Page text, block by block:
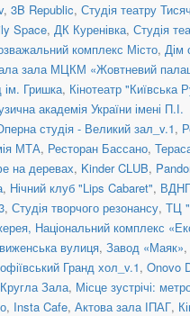
, 3B Republic, Студія театру
Space, ДК Куренівка, Студія
комплекс Місто, Дім
зала МЦКМ «Жовтневий
ім. Гришка, Кінотеатр "Київська
академія України імені П.І.
студія - Великий зал_v.1,
МТА, Ресторан Бассано,
на деревах, Kinder CLUB,
, Нічний клуб "Lips Cabaret",
, Студія творчого резонансу, ТЦ
Національний комплекс
вулиця, Завод «Маяк»,
Гранд хол_v.1, Onovo
Зала, Місце зустрічі:
, Insta Cafe, Актова зала ІПАГ,